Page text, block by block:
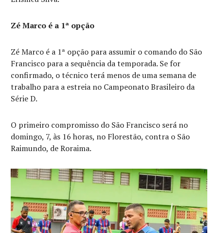
Zé Marco é a 1ª opção
Zé Marco é a 1ª opção para assumir o comando do São
Francisco para a sequência da temporada. Se for
confirmado, o técnico terá menos de uma semana de
trabalho para a estreia no Campeonato Brasileiro da
Série D.
O primeiro compromisso do São Francisco será no
domingo, 7, às 16 horas, no Florestão, contra o São
Raimundo, de Roraima.